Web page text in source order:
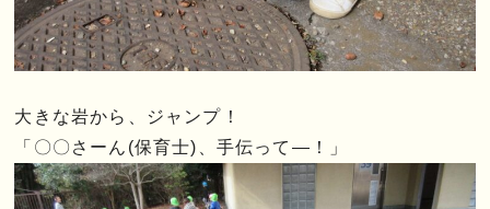
大きな岩から、ジャンプ！
「〇〇さーん(保育士)、手伝って―！」